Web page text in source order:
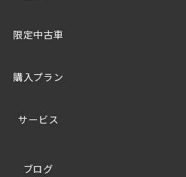
限定中古車
購入プラン
サービス
ブログ